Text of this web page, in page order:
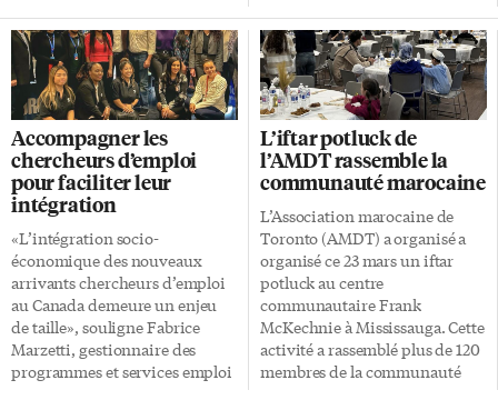
tout fait dérailler», explique
Michael Sancier, enseignant au
programme Relais de gestion
des chaînes
d’approvisionnement au
Collège Boréal. «Les choses sont
revenues à la normale, mais
jusqu’à quand? La covid n’était
qu’un exemple parmi tant
d’autres. La véritable question
est: quel sera le prochain
événement perturbateur et
comment y réagirons-nous?
Quelles actions devons-nous
mettre en place pour anticiper
cela?» 27 diplômés célèbrent
leur réussite Le 12 avril, le
l’importance des organismes de
soutien dans la prévention du
suicide et des problèmes
psychologies, la disponibilité
limitée de ressources en
français reste un défi majeur
pour la communauté. Ateliers
sur la santé mentale C’est ce
qu’on a entendu au Centre de
l’identité et de la culture
africaines (CICA), qui
organisait le 6 avril le
quatrième volet de sa série
d’ateliers relatifs à la santé
mentale pour les […]
Accompagner les
chercheurs d’emploi
pour faciliter leur
intégration
«L’intégration socio-
économique des nouveaux
arrivants chercheurs d’emploi
au Canada demeure un enjeu
de taille», souligne Fabrice
Marzetti, gestionnaire des
programmes et services emploi
L’iftar potluck de
l’AMDT rassemble la
communauté marocaine
L’Association marocaine de
Toronto (AMDT) a organisé a
organisé ce 23 mars un iftar
potluck au centre
communautaire Frank
McKechnie à Mississauga. Cette
activité a rassemblé plus de 120
membres de la communauté